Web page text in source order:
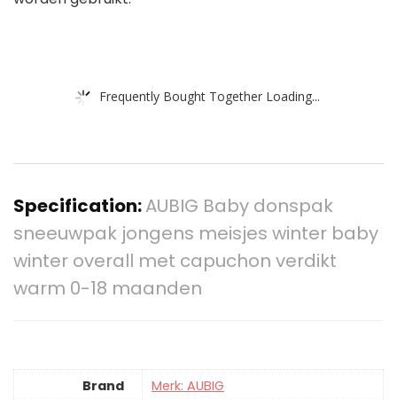
Frequently Bought Together Loading...
Specification:AUBIG Baby donspak
sneeuwpak jongens meisjes winter baby
winter overall met capuchon verdikt
warm 0-18 maanden
Brand Merk: AUBIG